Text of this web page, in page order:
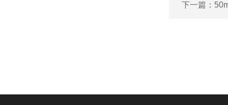
下一篇：